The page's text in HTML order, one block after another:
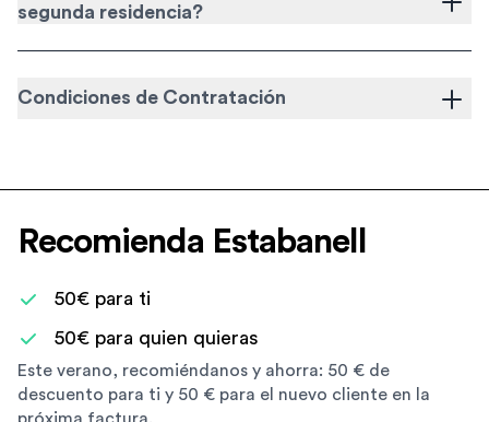
segunda residencia?
Condiciones de Contratación
Recomienda Estabanell
50€ para ti
50€ para quien quieras
Este verano, recomiéndanos y ahorra: 50 € de
descuento para ti y 50 € para el nuevo cliente en la